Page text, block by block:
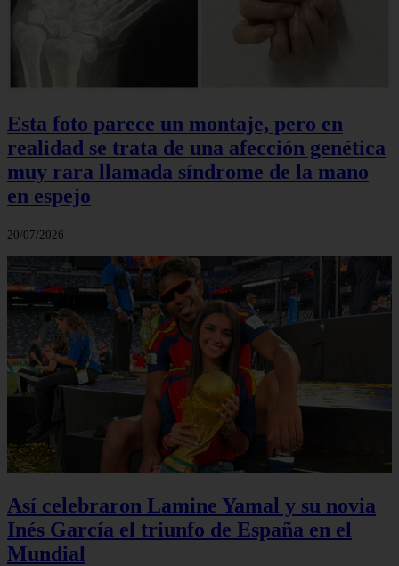
Esta foto parece un montaje, pero en
realidad se trata de una afección genética
muy rara llamada síndrome de la mano
en espejo
20/07/2026
Así celebraron Lamine Yamal y su novia
Inés García el triunfo de España en el
Mundial